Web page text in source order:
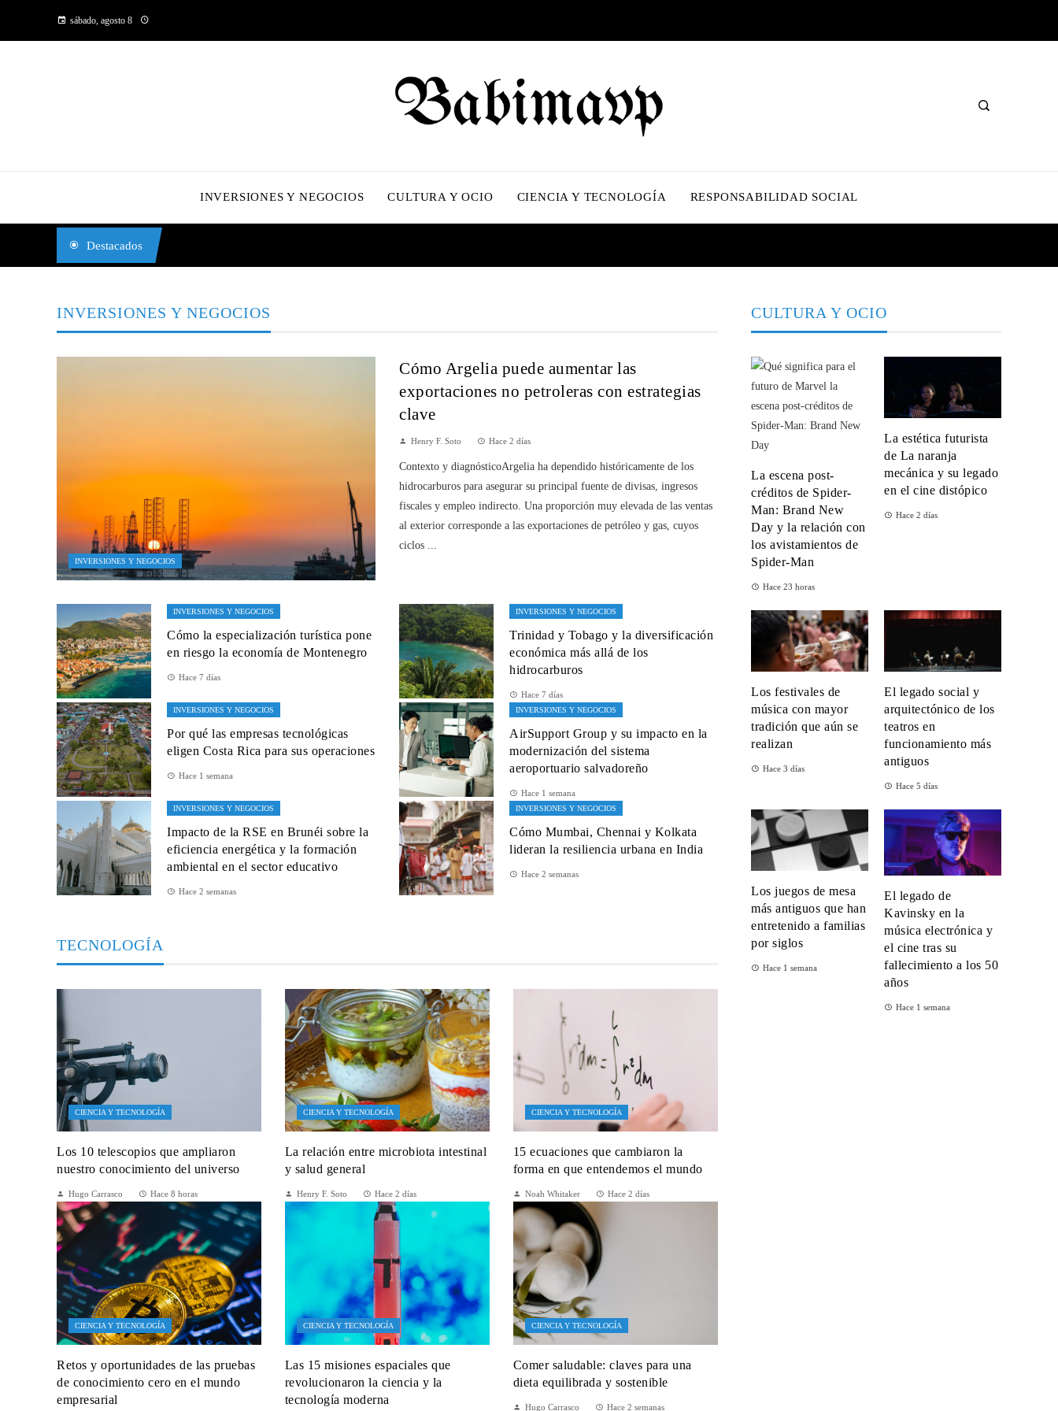
sábado, agosto 8
INVERSIONES Y NEGOCIOS CULTURA Y OCIO CIENCIA Y TECNOLOGÍA RESPONSABILIDAD SOCIAL
Destacados
INVERSIONES Y NEGOCIOS
INVERSIONES Y NEGOCIOS
Cómo Argelia puede aumentar las
exportaciones no petroleras con estrategias
clave
Henry F. Soto Hace 2 días
Contexto y diagnósticoArgelia ha dependido históricamente de los
hidrocarburos para asegurar su principal fuente de divisas, ingresos
fiscales y empleo indirecto. Una proporción muy elevada de las ventas
al exterior corresponde a las exportaciones de petróleo y gas, cuyos
ciclos ...
INVERSIONES Y NEGOCIOS
Cómo la especialización turística pone
en riesgo la economía de Montenegro
Hace 7 días
INVERSIONES Y NEGOCIOS
Trinidad y Tobago y la diversificación
económica más allá de los
hidrocarburos
Hace 7 días
INVERSIONES Y NEGOCIOS
Por qué las empresas tecnológicas
eligen Costa Rica para sus operaciones
Hace 1 semana
INVERSIONES Y NEGOCIOS
AirSupport Group y su impacto en la
modernización del sistema
aeroportuario salvadoreño
Hace 1 semana
INVERSIONES Y NEGOCIOS
Impacto de la RSE en Brunéi sobre la
eficiencia energética y la formación
ambiental en el sector educativo
Hace 2 semanas
INVERSIONES Y NEGOCIOS
Cómo Mumbai, Chennai y Kolkata
lideran la resiliencia urbana en India
Hace 2 semanas
TECNOLOGÍA
CIENCIA Y TECNOLOGÍA
Los 10 telescopios que ampliaron
nuestro conocimiento del universo
Hugo Carrasco Hace 8 horas
CIENCIA Y TECNOLOGÍA
La relación entre microbiota intestinal
y salud general
Henry F. Soto Hace 2 días
CIENCIA Y TECNOLOGÍA
15 ecuaciones que cambiaron la
forma en que entendemos el mundo
Noah Whitaker Hace 2 días
CIENCIA Y TECNOLOGÍA
Retos y oportunidades de las pruebas
de conocimiento cero en el mundo
empresarial
CIENCIA Y TECNOLOGÍA
Las 15 misiones espaciales que
revolucionaron la ciencia y la
tecnología moderna
CIENCIA Y TECNOLOGÍA
Comer saludable: claves para una
dieta equilibrada y sostenible
Hugo Carrasco Hace 2 semanas
CULTURA Y OCIO
La escena post-
créditos de Spider-
Man: Brand New
Day y la relación con
los avistamientos de
Spider-Man
Hace 23 horas
La estética futurista
de La naranja
mecánica y su legado
en el cine distópico
Hace 2 días
Los festivales de
música con mayor
tradición que aún se
realizan
Hace 3 días
El legado social y
arquitectónico de los
teatros en
funcionamiento más
antiguos
Hace 5 días
Los juegos de mesa
más antiguos que han
entretenido a familias
por siglos
Hace 1 semana
El legado de
Kavinsky en la
música electrónica y
el cine tras su
fallecimiento a los 50
años
Hace 1 semana